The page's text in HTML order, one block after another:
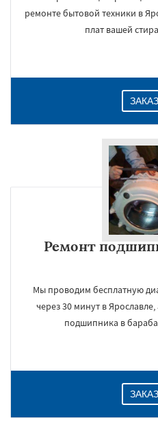
ремонте бытовой техники в
плат вашей
Ремонт
Мы проводим бесплатную
через 30 минут в
подшипника в